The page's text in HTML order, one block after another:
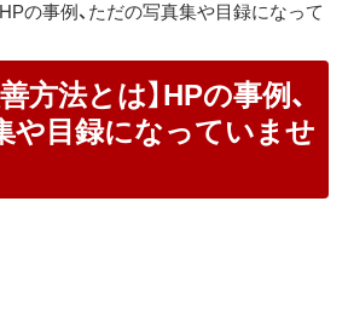
の事例、ただの写真集や目録になって
方法とは】HPの事例、
や目録になっていませ